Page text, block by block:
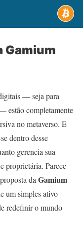
Gamium
— seja para
estão completamente
no metaverso. E
dentro desse
gerencia sua
proprietária. Parece
da Gamium
um simples ativo
redefinir o mundo